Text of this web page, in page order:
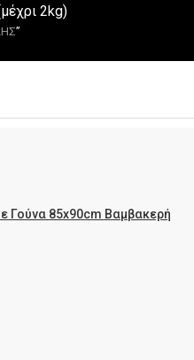
2kg)
”
Γούνα 85x90cm Βαμβακερή